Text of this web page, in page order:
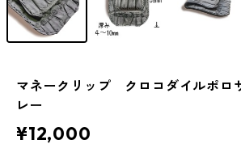
マネークリップ クロコダイルポ
レー
¥12,000